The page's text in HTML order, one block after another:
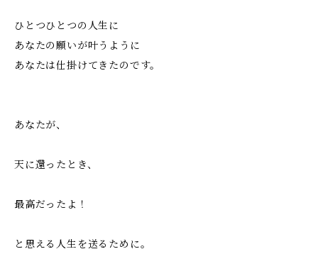
ひとつひとつの人生に
あなたの願いが叶うように
あなたは仕掛けてきたのです。
あなたが、
天に還ったとき、
最高だったよ！
と思える人生を送るために。